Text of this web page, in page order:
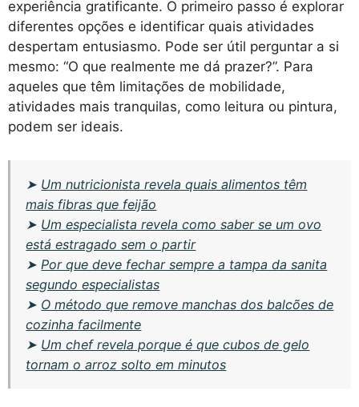
experiência gratificante. O primeiro passo é explorar
diferentes opções e identificar quais atividades
despertam entusiasmo. Pode ser útil perguntar a si
mesmo: “O que realmente me dá prazer?”. Para
aqueles que têm limitações de mobilidade,
atividades mais tranquilas, como leitura ou pintura,
podem ser ideais.
➤ Um nutricionista revela quais alimentos têm
mais fibras que feijão
➤ Um especialista revela como saber se um ovo
está estragado sem o partir
➤ Por que deve fechar sempre a tampa da sanita
segundo especialistas
➤ O método que remove manchas dos balcões de
cozinha facilmente
➤ Um chef revela porque é que cubos de gelo
tornam o arroz solto em minutos